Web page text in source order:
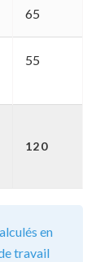
120
65
55
en
travail